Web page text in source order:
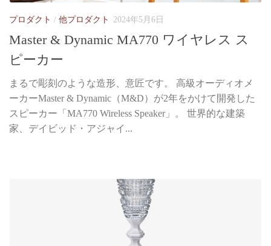
プロダクト / 他プロダクト 2024年5月6日
Master & Dynamic MA770 ワイヤレス ス
ピーカー
まるで彫刻のような造形、意匠です。 高級オーディオメ
ーカーMaster & Dynamic（M&D）が2年をかけて開発した
スピーカー「MA770 Wireless Speaker」。 世界的な建築
家、デイビッド・アジャイ...